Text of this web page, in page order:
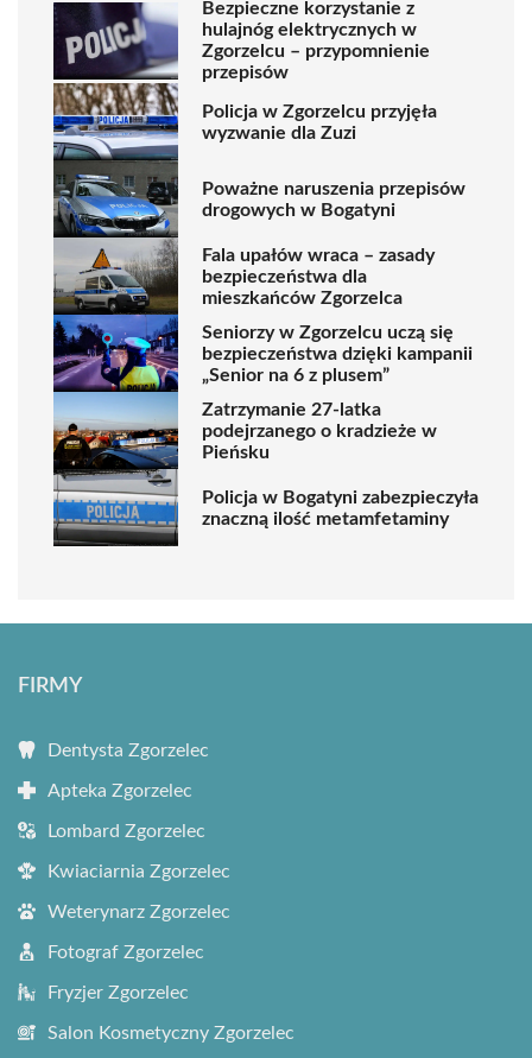
Bezpieczne korzystanie z
hulajnóg elektrycznych w
Zgorzelcu – przypomnienie
przepisów
Policja w Zgorzelcu przyjęła
wyzwanie dla Zuzi
Poważne naruszenia przepisów
drogowych w Bogatyni
Fala upałów wraca – zasady
bezpieczeństwa dla
mieszkańców Zgorzelca
Seniorzy w Zgorzelcu uczą się
bezpieczeństwa dzięki kampanii
„Senior na 6 z plusem”
Zatrzymanie 27-latka
podejrzanego o kradzieże w
Pieńsku
Policja w Bogatyni zabezpieczyła
znaczną ilość metamfetaminy
FIRMY
Dentysta Zgorzelec
Apteka Zgorzelec
Lombard Zgorzelec
Kwiaciarnia Zgorzelec
Weterynarz Zgorzelec
Fotograf Zgorzelec
Fryzjer Zgorzelec
Salon Kosmetyczny Zgorzelec